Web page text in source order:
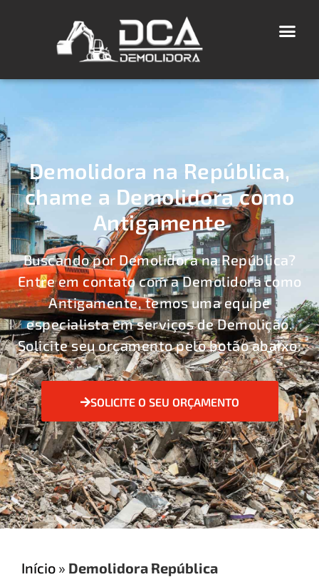
Demolidora na República,
chame a Demolidora como
Antigamente
Buscando por Demolidora na República?
Entre em contato com a Demolidora como
Antigamente, temos uma equipe
especialista em serviços de Demolição.
Solicite seu orçamento pelo botão abaixo:
SOLICITE O SEU ORÇAMENTO
Início » Demolidora República